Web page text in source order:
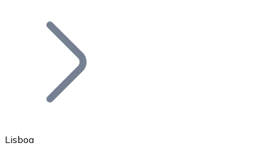
Bitcoin
Lisboa